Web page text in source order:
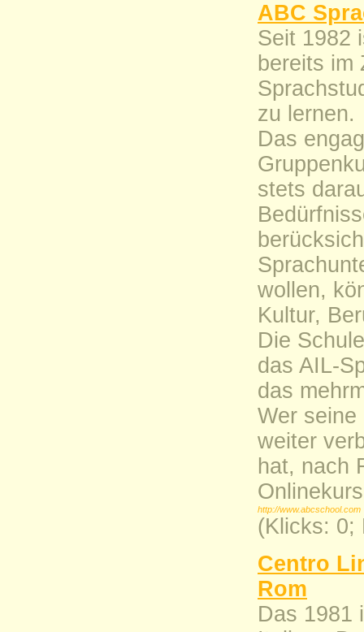
ABC
Seit 1982
bereits im
zu lernen.
Das
stets
wollen,
Kultur,
Die
das AIL-
das
Wer
weiter
hat, nach
http://www.abcschool.com
(Klicks: 0;
Centro
Rom
Das 1981